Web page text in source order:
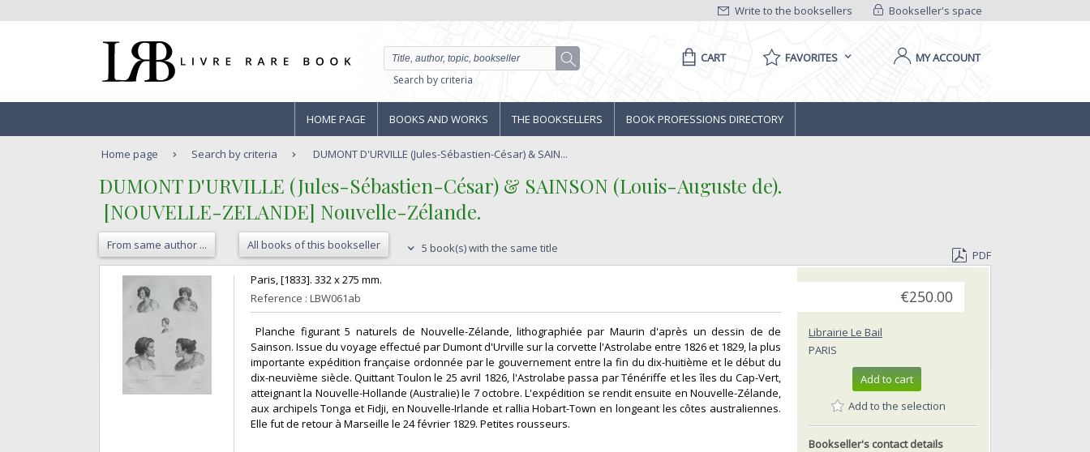
Bookseller's space
Write to the booksellers
Search by criteria
CART FAVORITES MY ACCOUNT
HOME PAGE BOOKS AND WORKS THE BOOKSELLERS BOOK PROFESSIONS DIRECTORY
Home page Search by criteria DUMONT D'URVILLE (Jules-Sébastien-César) & SAIN...
‎DUMONT D'URVILLE (Jules-Sébastien-César) & SAINSON (Louis-Auguste de).‎
‎ [NOUVELLE-ZELANDE] Nouvelle-Zélande.‎
From same author ... All books of this bookseller 5 book(s) with the same title
PDF
‎Paris, [1833]. 332 x 275 mm.‎
Reference : LBW061ab
‎ Planche figurant 5 naturels de Nouvelle-Zélande, lithographiée par Maurin d'après un dessin de de
Sainson. Issue du voyage effectué par Dumont d'Urville sur la corvette l'Astrolabe entre 1826 et 1829, la plus
importante expédition française ordonnée par le gouvernement entre la fin du dix-huitième et le début du
dix-neuvième siècle. Quittant Toulon le 25 avril 1826, l'Astrolabe passa par Ténériffe et les îles du Cap-Vert,
atteignant la Nouvelle-Hollande (Australie) le 7 octobre. L'expédition se rendit ensuite en Nouvelle-Zélande,
aux archipels Tonga et Fidji, en Nouvelle-Irlande et rallia Hobart-Town en longeant les côtes australiennes.
Elle fut de retour à Marseille le 24 février 1829. Petites rousseurs.‎
€250.00
Librairie Le Bail
PARIS
Add to cart
Add to the selection
Bookseller's contact details